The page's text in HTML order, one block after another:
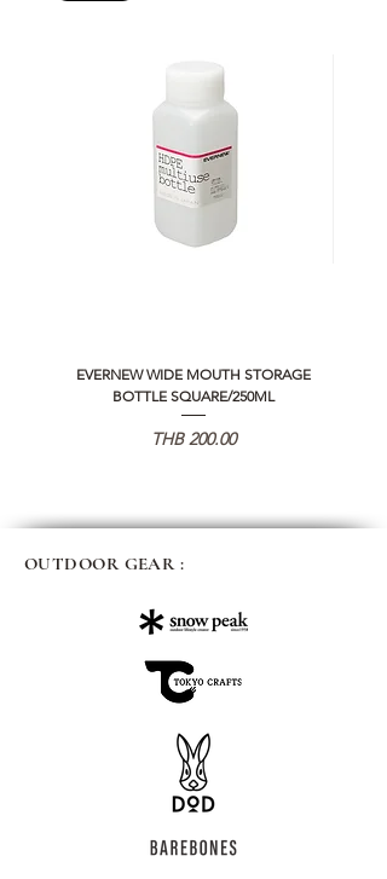
EVERNEW WIDE MOUTH STORAGE
BOTTLE SQUARE/250ML
Price
THB 200.00
OUTDOOR GEAR :